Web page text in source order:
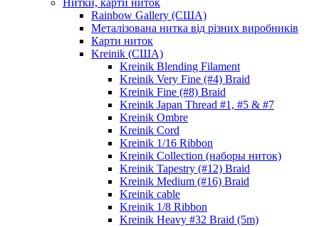
Rainbow Gallery (США)
Металізована нитка від різних виробників
Карти ниток
Kreinik (США)
Kreinik Blending Filament
Kreinik Very Fine (#4) Braid
Kreinik Fine (#8) Braid
Kreinik Japan Thread #1, #5 & #7
Kreinik Ombre
Kreinik Cord
Kreinik 1/16 Ribbon
Kreinik Collection (наборы ниток)
Kreinik Tapestry (#12) Braid
Kreinik Medium (#16) Braid
Kreinik cable
Kreinik 1/8 Ribbon
Kreinik Heavy #32 Braid (5m)